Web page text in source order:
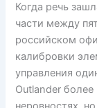
Когда речь
части между
российском
калибровки
управления
Outlander